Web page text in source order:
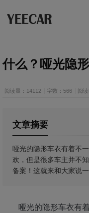
什么？哑光隐
阅读量：14112 字数：566 阅
文章摘要
哑光的隐形车衣有着不
欢，但是很多车主并不
备案！这就来和大家说
哑光的隐形车衣有